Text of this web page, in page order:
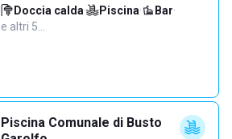
Doccia calda· Piscina· Bar·
e altri 5…
Piscina Comunale di Busto